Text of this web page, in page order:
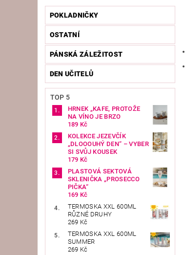
POKLADNIČKY
OSTATNÍ
PÁNSKÁ ZÁLEŽITOST
DEN UČITELŮ
TOP 5
HRNEK „KAFE, PROTOŽE
NA VÍNO JE BRZO
189 Kč
KOLEKCE JEZEVČÍK
„DLOOOUHÝ DEN“ – VYBER
SI SVŮJ KOUSEK
179 Kč
PLASTOVÁ SEKTOVÁ
SKLENIČKA „PROSECCO
PIČKA“
169 Kč
TERMOSKA XXL 600ML
RŮZNÉ DRUHY
269 Kč
TERMOSKA XXL 600ML
SUMMER
269 Kč